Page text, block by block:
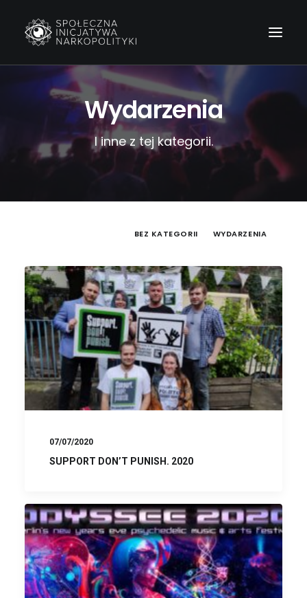
Wyszukiwanie
Wydarzenia
I inne z tej kategorii.
BEZ KATEGORII WYDARZENIA
07/07/2020
SUPPORT DON’T PUNISH. 2020